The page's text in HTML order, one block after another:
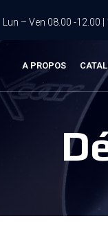
Lun – Ven 08.00 -12.00 |
A PROPOS